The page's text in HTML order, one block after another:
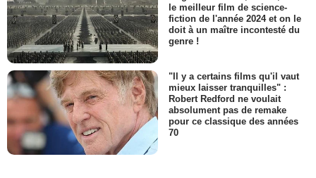
le meilleur film de science-
fiction de l'année 2024 et on le
doit à un maître incontesté du
genre !
"Il y a certains films qu'il vaut
mieux laisser tranquilles" :
Robert Redford ne voulait
absolument pas de remake
pour ce classique des années
70